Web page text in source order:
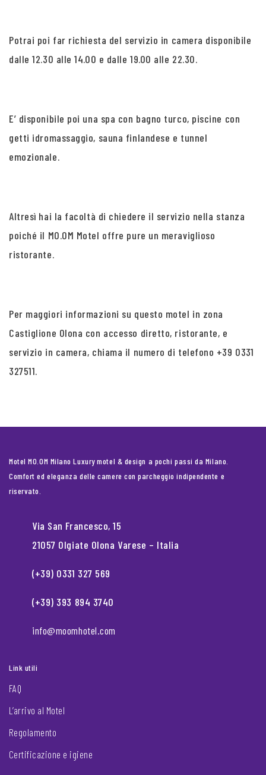
Potrai poi far richiesta del servizio in camera disponibile
dalle 12.30 alle 14.00 e dalle 19.00 alle 22.30.
E’ disponibile poi una spa con bagno turco, piscine con
getti idromassaggio, sauna finlandese e tunnel
emozionale.
Altresì hai la facoltà di chiedere il servizio nella stanza
poiché il MO.OM Motel offre pure un meraviglioso
ristorante.
Per maggiori informazioni su questo motel in zona
Castiglione Olona con accesso diretto, ristorante, e
servizio in camera, chiama il numero di telefono +39 0331
327511.
Motel MO.OM Milano Luxury motel & design a pochi passi da Milano.
Comfort ed eleganza delle camere con parcheggio indipendente e
riservato.
Via San Francesco, 15
21057 Olgiate Olona Varese – Italia
(+39) 0331 327 569
(+39) 393 894 3740
info@moomhotel.com
Link utili
FAQ
L’arrivo al Motel
Regolamento
Certificazione e igiene